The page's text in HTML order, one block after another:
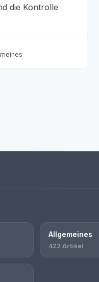
die Kontrolle
Allgemeines
422 Artikel